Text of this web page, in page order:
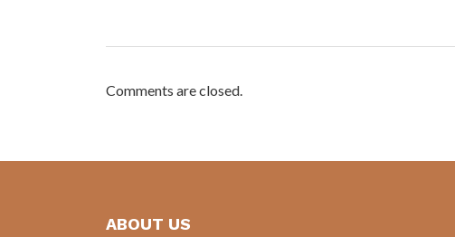
Comments are closed.
ABOUT US